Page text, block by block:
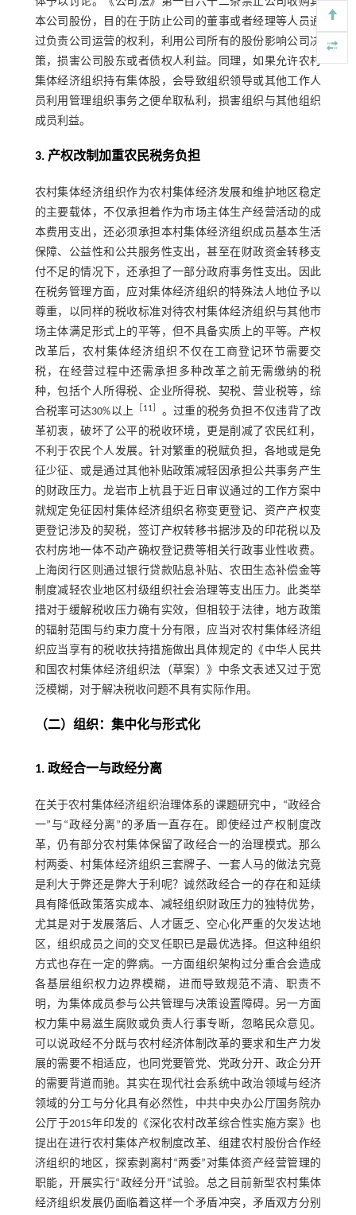
本公司股份，目的在于防止公司的董事或者经理等人员通
过负责公司运营的权利，利用公司所有的股份影响公司决
策，损害公司股东或者债权人利益。同理，如果允许农村
集体经济组织持有集体股，会导致组织领导或其他工作人
员利用管理组织事务之便牟取私利，损害组织与其他组织
成员利益。
3. 产权改制加重农民税务负担
农村集体经济组织作为农村集体经济发展和维护地区稳定
的主要载体，不仅承担着作为市场主体生产经营活动的成
本费用支出，还必须承担本村集体经济组织成员基本生活
保障、公益性和公共服务性支出，甚至在财政资金转移支
付不足的情况下，还承担了一部分政府事务性支出。因此
在税务管理方面，应对集体经济组织的特殊法人地位予以
尊重，以同样的税收标准对待农村集体经济组织与其他市
场主体满足形式上的平等，但不具备实质上的平等。产权
改革后，农村集体经济组织不仅在工商登记环节需要交
税，在经营过程中还需承担多种改革之前无需缴纳的税
种，包括个人所得税、企业所得税、契税、营业税等，综
合税率可达30%以上
11
。过重的税务负担不仅违背了改
革初衷，破坏了公平的税收环境，更是削减了农民红利，
不利于农民个人发展。针对繁重的税赋负担，各地或是免
征少征、或是通过其他补贴政策减轻因承担公共事务产生
的财政压力。龙岩市上杭县于近日审议通过的工作方案中
就规定免征因村集体经济组织名称变更登记、资产产权变
更登记涉及的契税，签订产权转移书据涉及的印花税以及
农村房地一体不动产确权登记费等相关行政事业性收费。
上海闵行区则通过银行贷款贴息补贴、农田生态补偿金等
制度减轻农业地区村级组织社会治理等支出压力。此类举
措对于缓解税收压力确有实效，但相较于法律，地方政策
的辐射范围与约束力度十分有限，应当对农村集体经济组
织应当享有的税收扶持措施做出具体规定的《中华人民共
和国农村集体经济组织法（草案）》中条文表述又过于宽
泛模糊，对于解决税收问题不具有实际作用。
（二）组织：集中化与形式化
1. 政经合一与政经分离
在关于农村集体经济组织治理体系的课题研究中，“政经合
一”与“政经分离”的矛盾一直存在。即使经过产权制度改
革，仍有部分农村集体保留了政经合一的治理模式。那么
村两委、村集体经济组织三套牌子、一套人马的做法究竟
是利大于弊还是弊大于利呢？诚然政经合一的存在和延续
具有降低政策落实成本、减轻组织财政压力的独特优势，
尤其是对于发展落后、人才匮乏、空心化严重的欠发达地
区，组织成员之间的交叉任职已是最优选择。但这种组织
方式也存在一定的弊病。一方面组织架构过分重合会造成
各基层组织权力边界模糊，进而导致规范不清、职责不
明，为集体成员参与公共管理与决策设置障碍。另一方面
权力集中易滋生腐败或负责人行事专断，忽略民众意见。
可以说政经不分既与农村经济体制改革的要求和生产力发
展的需要不相适应，也同党要管党、党政分开、政企分开
的需要背道而驰。其实在现代社会系统中政治领域与经济
领域的分工与分化具有必然性，中共中央办公厅国务院办
公厅于2015年印发的《深化农村改革综合性实施方案》也
提出在进行农村集体产权制度改革、组建农村股份合作经
济组织的地区，探索剥离村“两委”对集体资产经营管理的
职能，开展实行“政经分开”试验。总之目前新型农村集体
经济组织发展仍面临着这样一个矛盾冲突，矛盾双方分别